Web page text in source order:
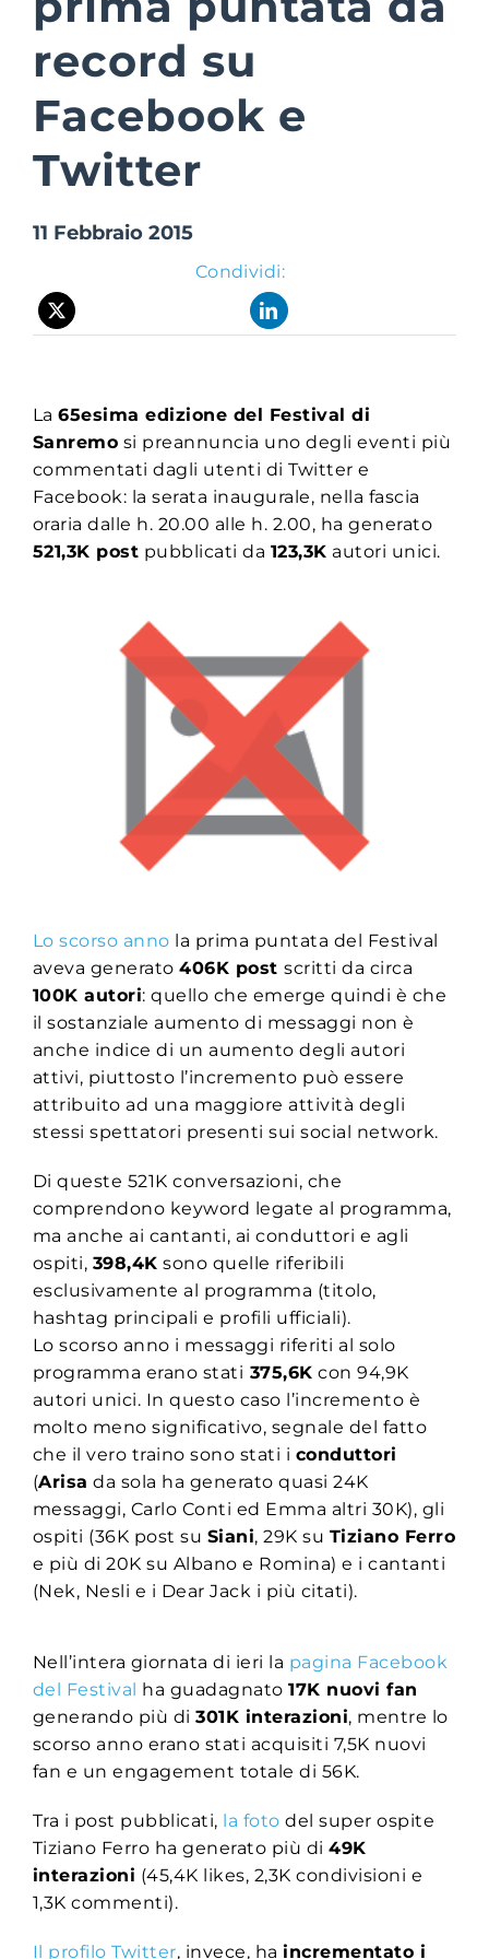
Suite Login
record su
Facebook e
Twitter
11 Febbraio 2015
Condividi:
La65esima edizione del Festival di
Sanremo si preannuncia uno degli eventi più
commentati dagli utenti di Twitter e
Facebook: la serata inaugurale, nella fascia
oraria dalle h. 20.00 alle h. 2.00, ha generato
521,3K post pubblicati da 123,3K autori unici.
Lo scorso anno la prima puntata del Festival
aveva generato406K postscritti da circa
100K autori: quello che emerge quindi è che
il sostanziale aumento di messaggi non è
anche indice di un aumento degli autori
attivi, piuttosto l’incremento può essere
attribuito ad una maggiore attività degli
stessi spettatori presenti sui social network.
Di queste 521K conversazioni, che
comprendono keyword legate al programma,
ma anche ai cantanti, ai conduttori e agli
ospiti, 398,4K sono quelle riferibili
esclusivamente al programma (titolo,
hashtag principali e profili ufficiali).
Lo scorso anno i messaggi riferiti al solo
programma erano stati 375,6K con 94,9K
autori unici. In questo caso l’incremento è
molto meno significativo, segnale del fatto
che il vero traino sono stati i conduttori
(Arisa da sola ha generato quasi 24K
messaggi, Carlo Conti ed Emma altri 30K), gli
ospiti (36K post su Siani, 29K su Tiziano Ferro
e più di 20K su Albano e Romina) e i cantanti
(Nek, Nesli e i Dear Jack i più citati).
Nell’intera giornata di ieri la pagina Facebook
del Festival ha guadagnato17K nuovi fan
generando più di301K interazioni, mentre lo
scorso anno erano stati acquisiti 7,5K nuovi
fan e un engagement totale di 56K.
Tra i post pubblicati, la foto del super ospite
Tiziano Ferro ha generato più di49K
interazioni (45,4K likes, 2,3K condivisioni e
1,3K commenti).
Il profilo Twitter, invece, haincrementato i